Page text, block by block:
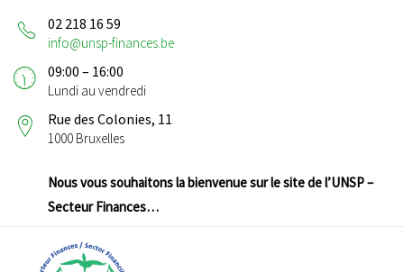
02 218 16 59
info@unsp-finances.be
09:00 – 16:00
Lundi au vendredi
Rue des Colonies, 11
1000 Bruxelles
Nous vous souhaitons la bienvenue sur le site de l’UNSP –
Secteur Finances…